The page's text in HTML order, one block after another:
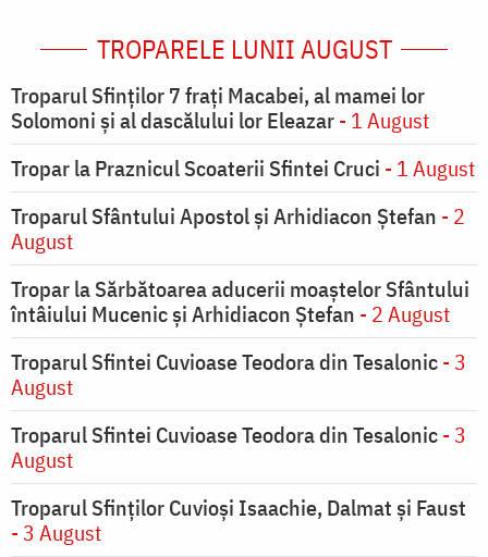
TROPARELE LUNII AUGUST
Troparul Sfinţilor 7 fraţi Macabei, al mamei lor
Solomoni şi al dascălului lor Eleazar- 1 August
Tropar la Praznicul Scoaterii Sfintei Cruci - 1 August
Troparul Sfântului Apostol și Arhidiacon Ștefan - 2
August
Tropar la Sărbătoarea aducerii moaştelor Sfântului
întâiului Mucenic şi Arhidiacon Ştefan - 2 August
Troparul Sfintei Cuvioase Teodora din Tesalonic- 3
August
Troparul Sfintei Cuvioase Teodora din Tesalonic- 3
August
Troparul Sfinţilor Cuvioşi Isaachie, Dalmat şi Faust
- 3 August